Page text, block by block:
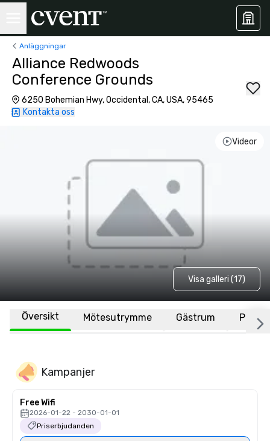
Anläggningar
Alliance Redwoods
Conference Grounds
6250 Bohemian Hwy, Occidental, CA, USA, 95465
Kontakta oss
Videor
Visa galleri (17)
Översikt Mötesutrymme Gästrum Plats
Kampanjer
Free Wifi
2026-01-22 - 2030-01-01
Priserbjudanden